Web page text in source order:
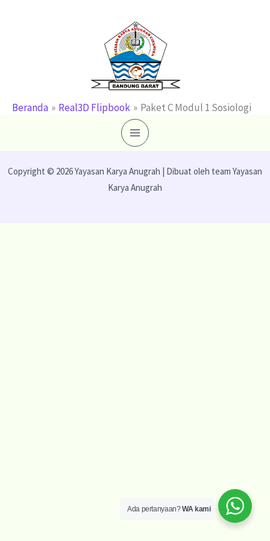
Beranda Real3D Flipbook Paket C Modul 1 Sosiologi
Copyright © 2026 Yayasan Karya Anugrah | Dibuat oleh team Yayasan
Karya Anugrah
Ada pertanyaan?WA kami